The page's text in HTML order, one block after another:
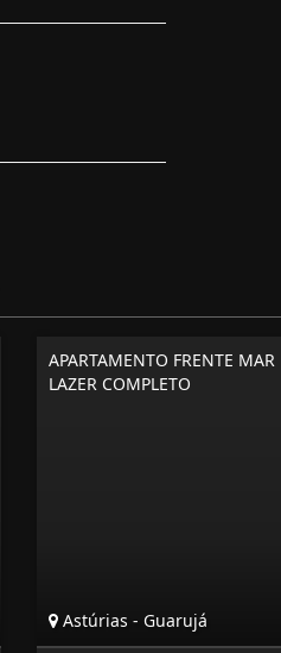
APARTAMENTO FRENTE MAR
LAZER COMPLETO
Astúrias - Guarujá